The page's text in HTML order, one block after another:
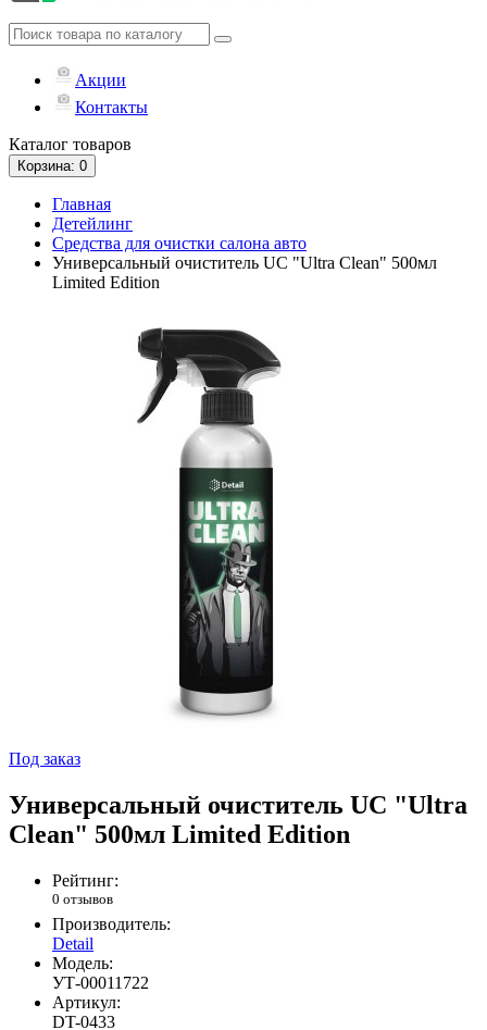
Акции
Контакты
Каталог товаров
Корзина: 0
Главная
Детейлинг
Средства для очистки салона авто
Универсальный очиститель UC "Ultra Clean" 500мл
Limited Edition
Под заказ
Универсальный очиститель UC "Ultra
Clean" 500мл Limited Edition
Рейтинг:
0 отзывов
Производитель:
Detail
Модель:
УТ-00011722
Артикул:
DT-0433